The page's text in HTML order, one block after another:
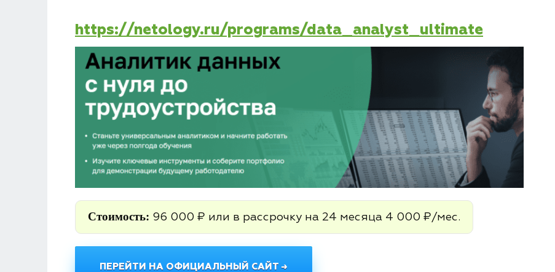
https://netology.ru/programs/data_analyst_ultimate
Стоимость: 96 000 ₽ или в рассрочку на 24 месяца 4 000 ₽/мес.
ПЕРЕЙТИ НА ОФИЦИАЛЬНЫЙ САЙТ →